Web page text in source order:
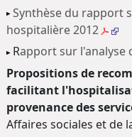
Synthèse du rapport
hospitalière 2012
Rapport sur l'analyse
Propositions de
facilitant
provenance des
Affaires sociales et de